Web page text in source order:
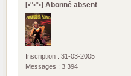
[•°•°•] Abonné absent
Inscription : 31-03-2005
Messages : 3 394